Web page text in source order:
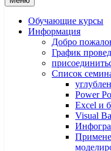
Обучающие курсы
Информация
Добро
График
Список
Power
Excel и
Visual